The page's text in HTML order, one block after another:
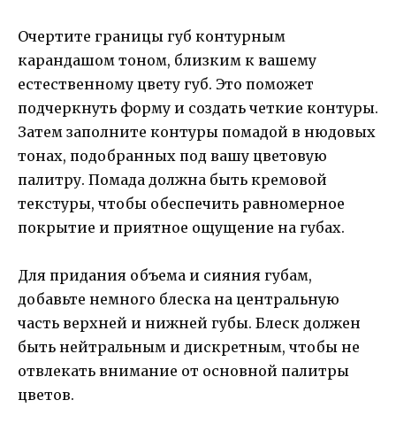
Очертите границы губ контурным
карандашом тоном, близким к вашему
естественному цвету губ. Это поможет
подчеркнуть форму и создать четкие контуры.
Затем заполните контуры помадой в нюдовых
тонах, подобранных под вашу цветовую
палитру. Помада должна быть кремовой
текстуры, чтобы обеспечить равномерное
покрытие и приятное ощущение на губах.
Для придания объема и сияния губам,
добавьте немного блеска на центральную
часть верхней и нижней губы. Блеск должен
быть нейтральным и дискретным, чтобы не
отвлекать внимание от основной палитры
цветов.